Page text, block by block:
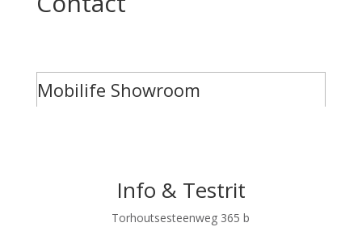
Mobilife Showroom
Info & Testrit
Torhoutsesteenweg 365 b